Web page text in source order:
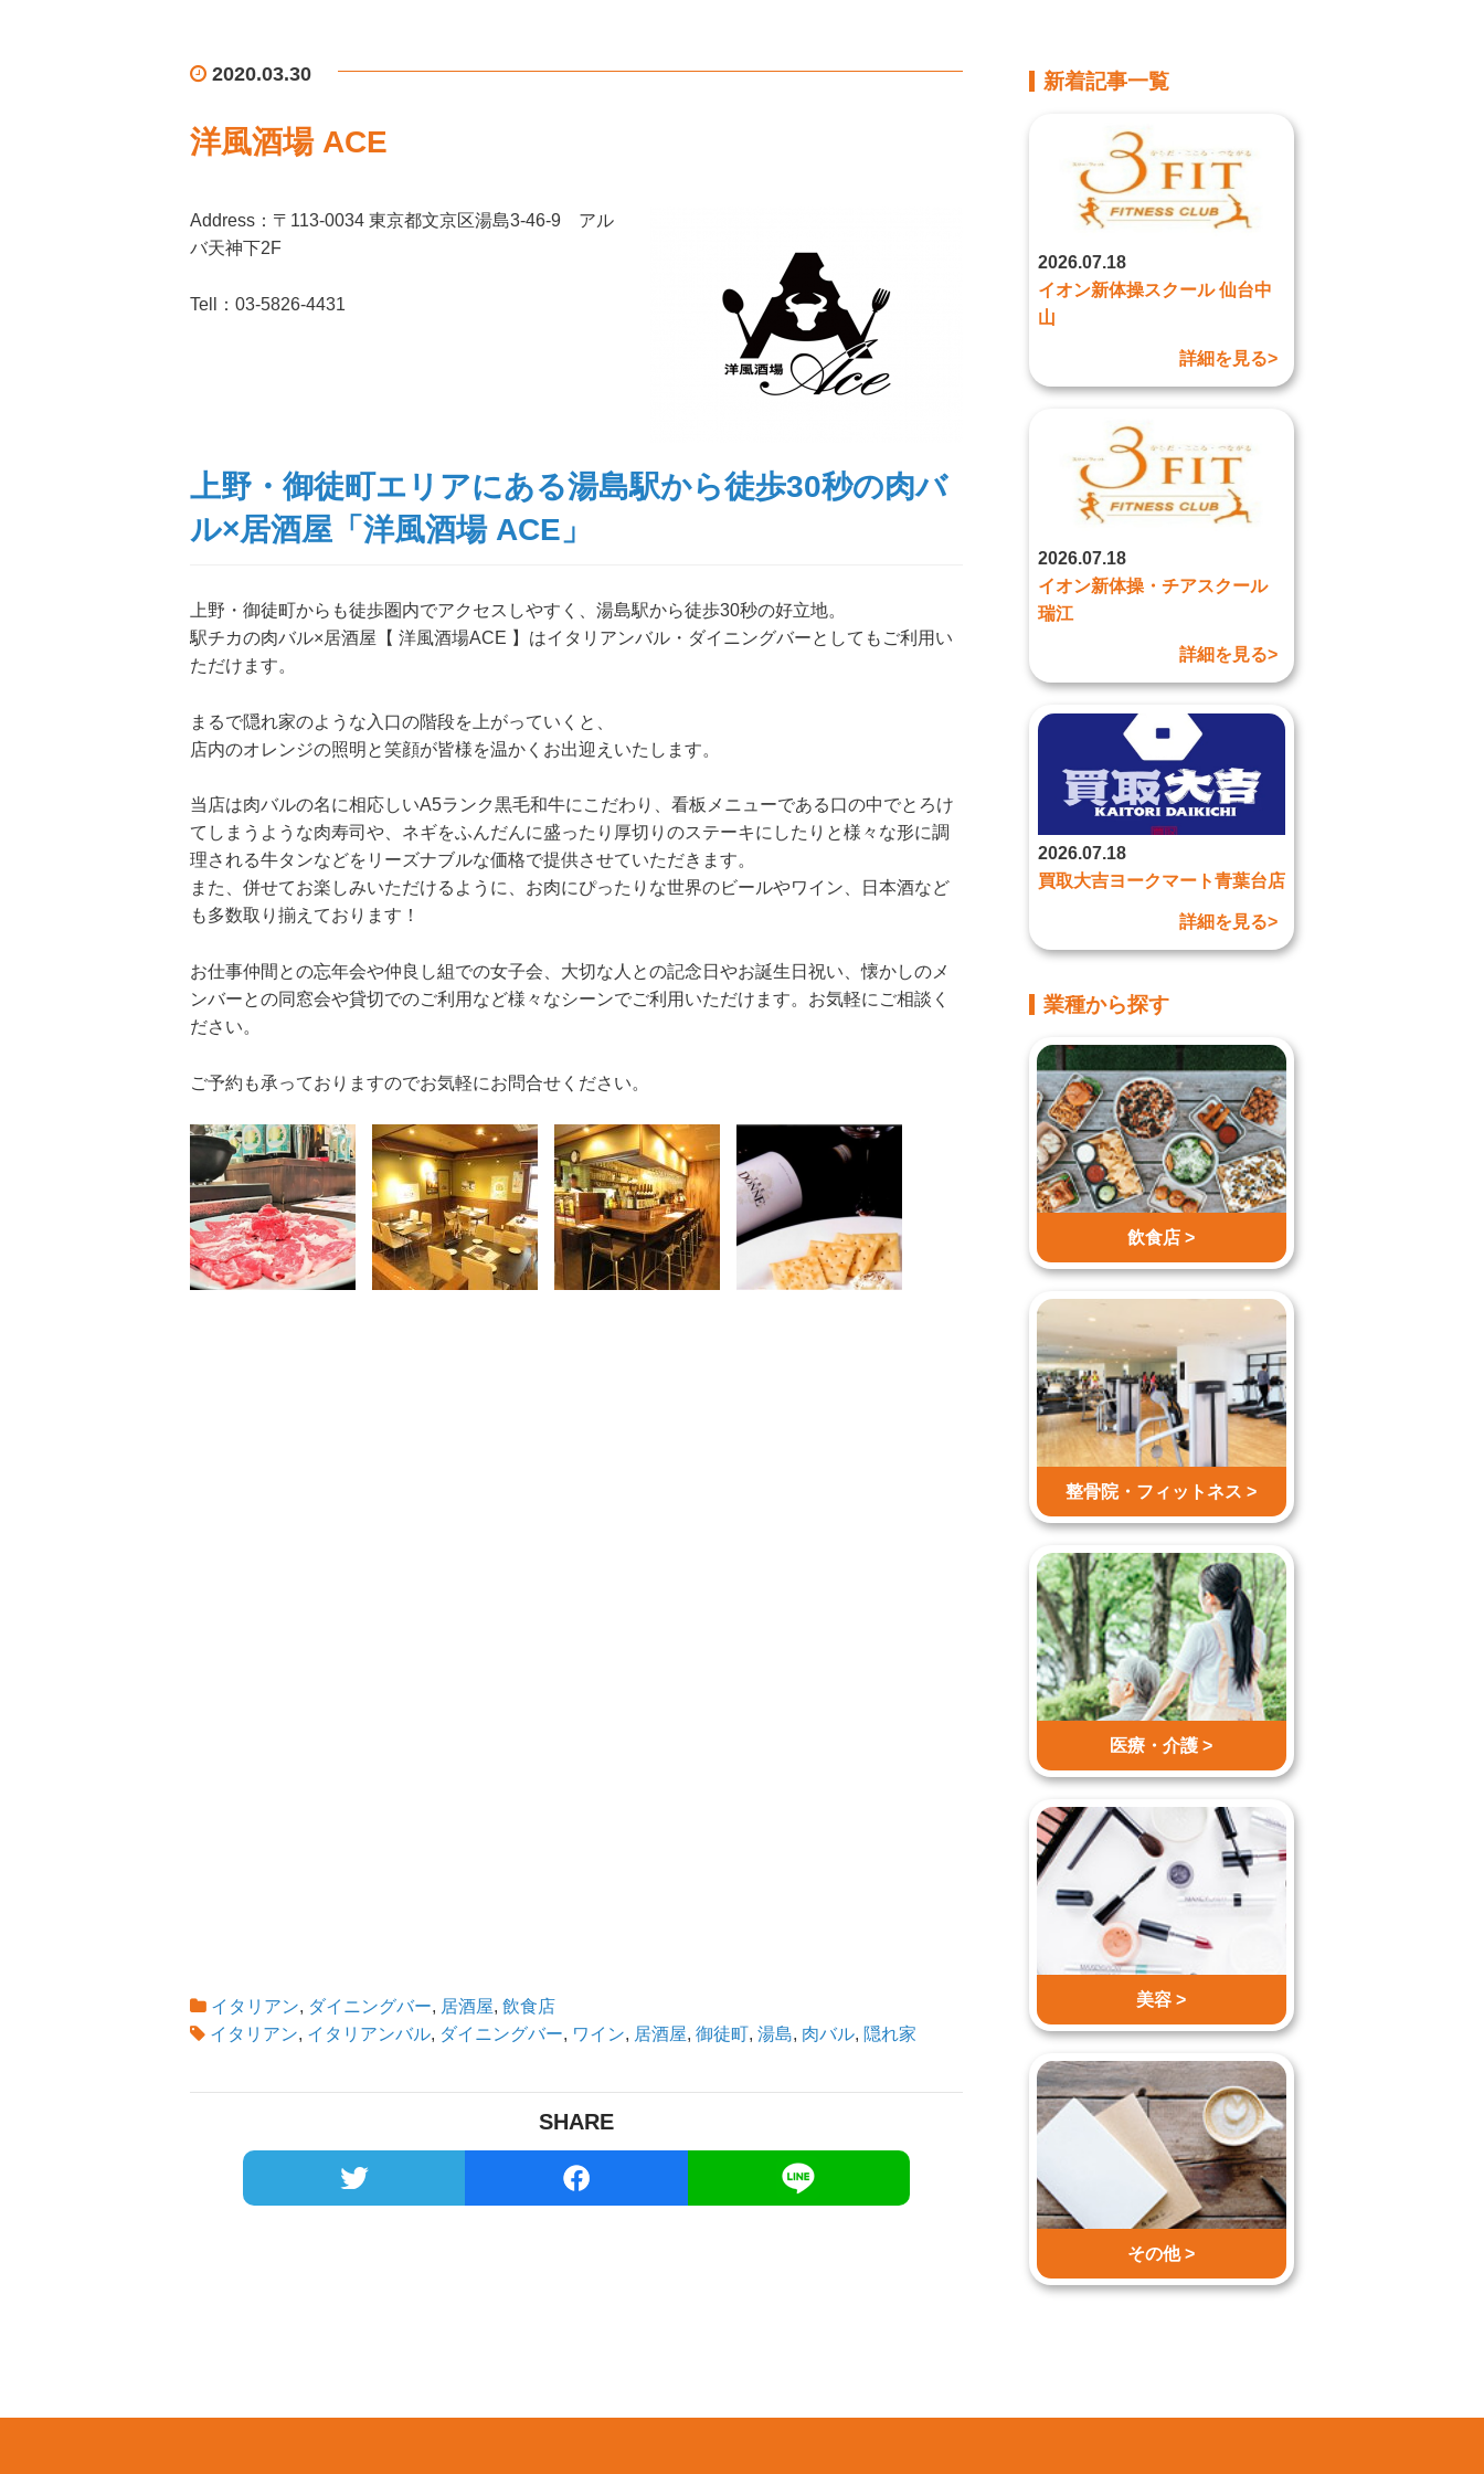
2020.03.30
洋風酒場 ACE
Address： 〒113-0034 東京都文京区湯島3-46-9 アル
バ天神下2F
Tell：03-5826-4431
上野・御徒町エリアにある湯島駅から徒歩30秒の肉バ
ル×居酒屋「洋風酒場 ACE」
上野・御徒町からも徒歩圏内でアクセスしやすく、湯島駅から徒歩30秒の好立地。
駅チカの肉バル×居酒屋【 洋風酒場ACE 】はイタリアンバル・ダイニングバーとしてもご利用い
ただけます。
まるで隠れ家のような入口の階段を上がっていくと、
店内のオレンジの照明と笑顔が皆様を温かくお出迎えいたします。
当店は肉バルの名に相応しいA5ランク黒毛和牛にこだわり、看板メニューである口の中でとろけ
てしまうような肉寿司や、ネギをふんだんに盛ったり厚切りのステーキにしたりと様々な形に調
理される牛タンなどをリーズナブルな価格で提供させていただきます。
また、併せてお楽しみいただけるように、お肉にぴったりな世界のビールやワイン、日本酒など
も多数取り揃えております！
お仕事仲間との忘年会や仲良し組での女子会、大切な人との記念日やお誕生日祝い、懐かしのメ
ンバーとの同窓会や貸切でのご利用など様々なシーンでご利用いただけます。お気軽にご相談く
ださい。
ご予約も承っておりますのでお気軽にお問合せください。
イタリアン, ダイニングバー, 居酒屋, 飲食店
イタリアン, イタリアンバル, ダイニングバー, ワイン, 居酒屋, 御徒町, 湯島, 肉バル, 隠れ家
SHARE
新着記事一覧
2026.07.18
イオン新体操スクール 仙台中
山
詳細を見る>
2026.07.18
イオン新体操・チアスクール
瑞江
詳細を見る>
2026.07.18
買取大吉ヨークマート青葉台店
詳細を見る>
業種から探す
飲食店 >
整骨院・ フィットネス >
医療・介護 >
美容 >
その他 >